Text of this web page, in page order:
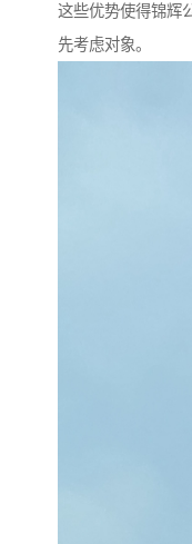
这些优势使得锦辉
先考虑对象。